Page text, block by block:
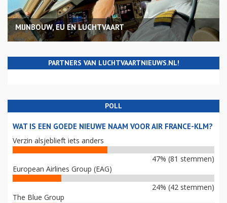
MIJNBOUW, EU EN LUCHTVAART
PARTNERS VAN LUCHTVAARTNIEUWS.NL!
POLL
WAT IS EEN GOEDE NIEUWE NAAM VOOR AIR FRANCE-KLM?
Verzin alsjeblieft iets anders
47% (81 stemmen)
European Airlines Group (EAG)
24% (42 stemmen)
The Blue Group